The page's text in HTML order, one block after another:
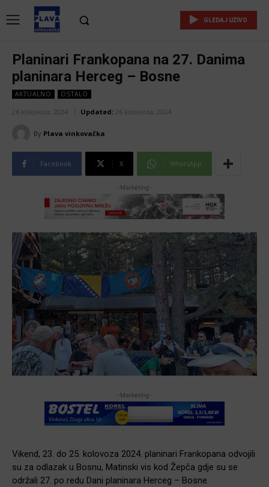
GLEDAJ UŽIVO
Planinari Frankopana na 27. Danima
planinara Herceg – Bosne
AKTUALNO OSTALO
26 kolovoza, 2024 Updated: 26 kolovoza, 2024
By Plava vinkovačka
Facebook X WhatsApp
-Marketing-
-Marketing-
Vikend, 23. do 25. kolovoza 2024. planinari Frankopana odvojili
su za odlazak u Bosnu, Matinski vis kod Žepča gdje su se
održali 27. po redu Dani planinara Herceg – Bosne.